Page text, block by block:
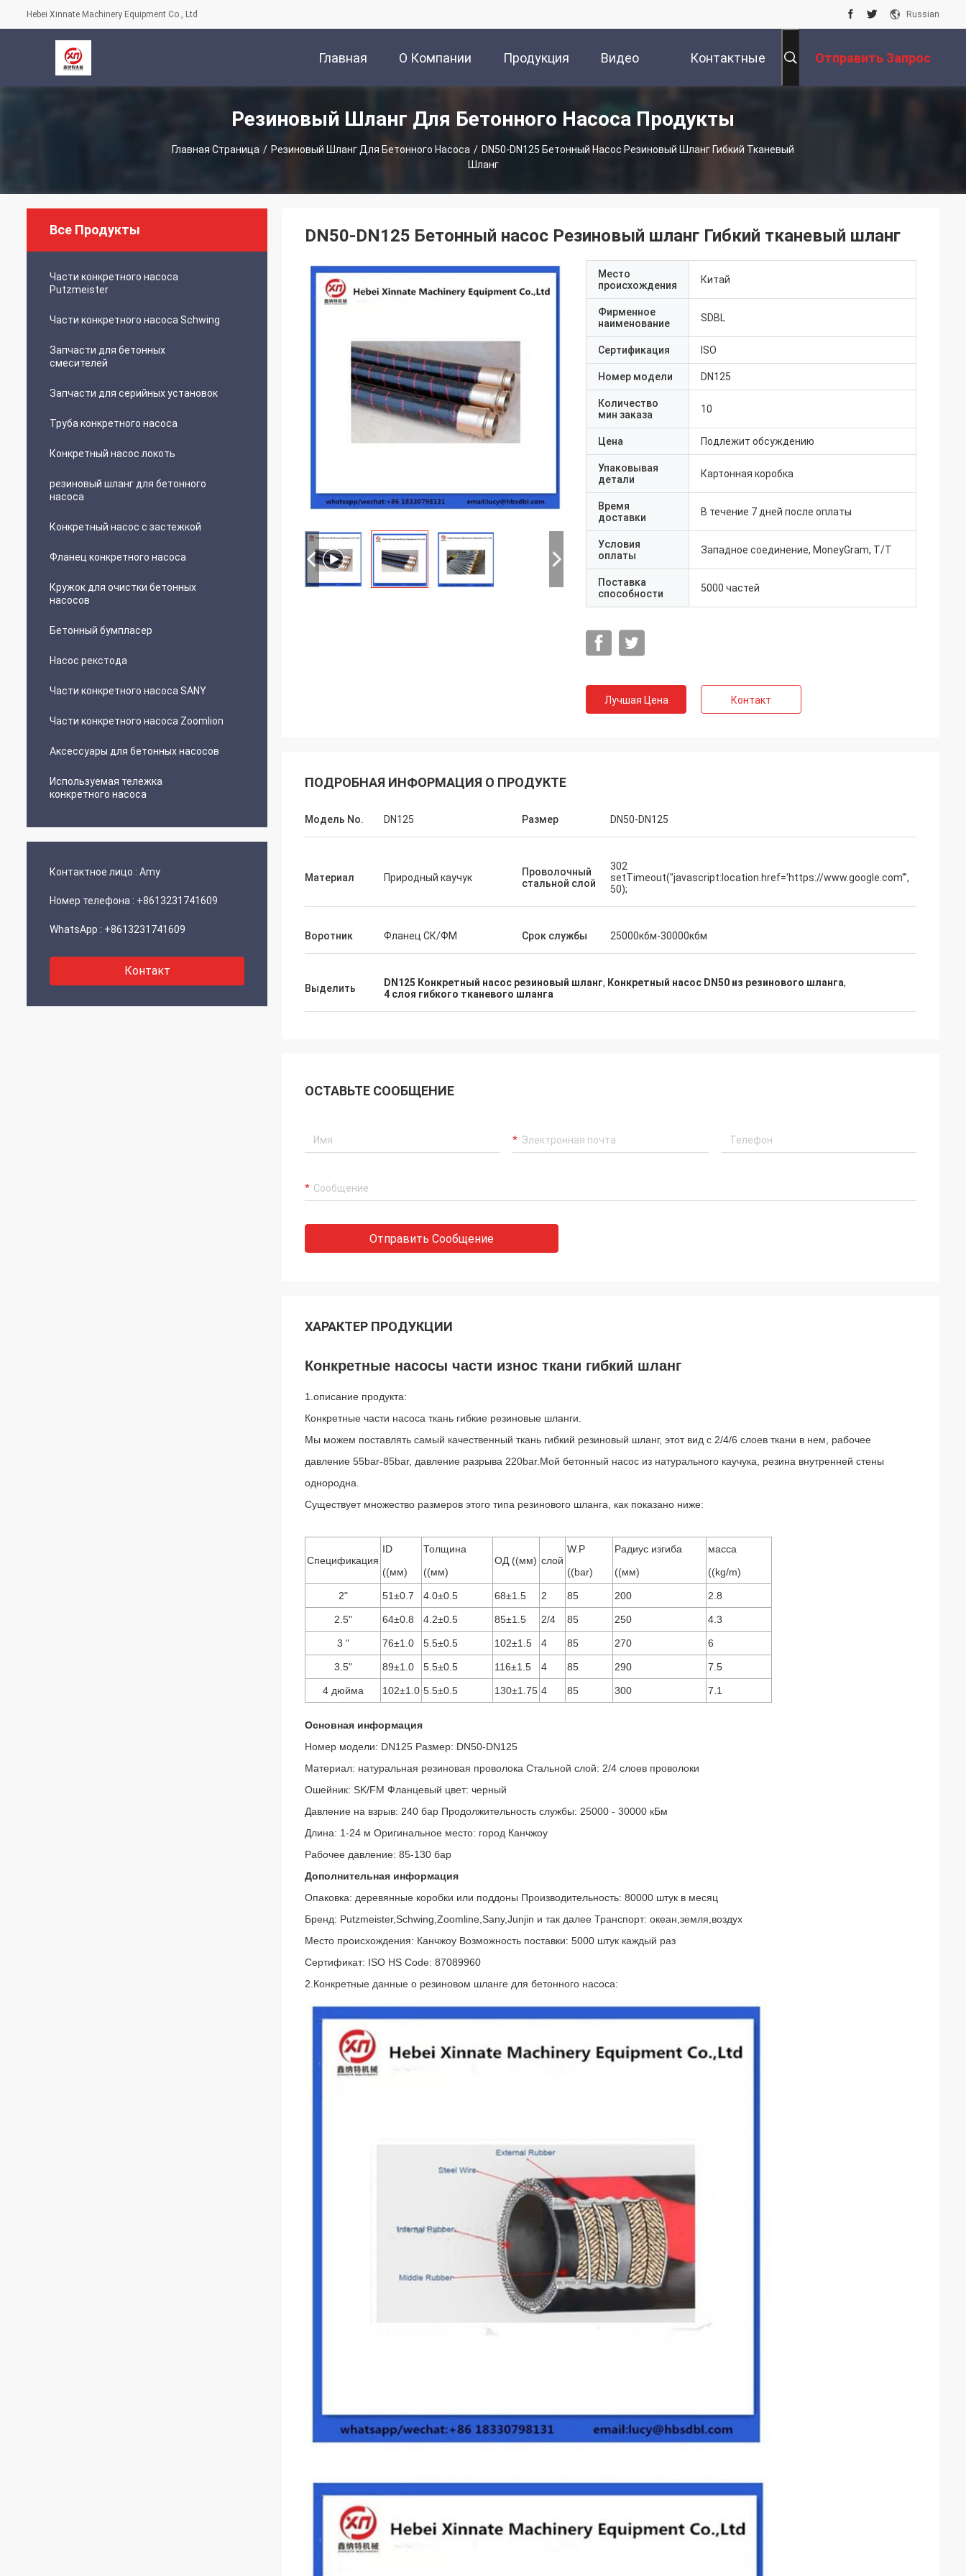
Hebei Xinnate Machinery Equipment Co., Ltd Russian
Главная
Страница
О Компании Продукция Видео Контактные
Данные
Отправить Запрос
Резиновый Шланг Для Бетонного Насоса Продукты
Главная Страница / Резиновый Шланг Для Бетонного Насоса / DN50-DN125 Бетонный Насос Резиновый Шланг Гибкий Тканевый
Шланг
Все Продукты
Части конкретного насоса
Putzmeister
Части конкретного насоса Schwing
Запчасти для бетонных
смесителей
Запчасти для серийных установок
Труба конкретного насоса
Конкретный насос локоть
резиновый шланг для бетонного
насоса
Конкретный насос с застежкой
Фланец конкретного насоса
Кружок для очистки бетонных
насосов
Бетонный бумпласер
Насос рекстода
Части конкретного насоса SANY
Части конкретного насоса Zoomlion
Аксессуары для бетонных насосов
Используемая тележка
конкретного насоса
Контактное лицо : Amy
Номер телефона : +8613231741609
WhatsApp : +8613231741609
Контакт
DN50-DN125 Бетонный насос Резиновый шланг Гибкий тканевый шланг
Место
происхождения
Китай
Фирменное
наименование
SDBL
Сертификация ISO
Номер модели DN125
Количество
мин заказа
10
Цена Подлежит обсуждению
Упаковывая
детали
Картонная коробка
Время
доставки
В течение 7 дней после оплаты
Условия
оплаты
Западное соединение, MoneyGram, T/T
Поставка
способности
5000 частей
Лучшая Цена Контакт
ПОДРОБНАЯ ИНФОРМАЦИЯ О ПРОДУКТЕ
Модель No. DN125 Размер DN50-DN125
Материал Природный каучук
Проволочный
стальной слой
302
setTimeout("javascript:location.href='https://www.google.com'",
50);
Воротник Фланец СК/ФМ Срок службы 25000кбм-30000кбм
Выделить DN125 Конкретный насос резиновый шланг, Конкретный насос DN50 из резинового шланга,
4 слоя гибкого тканевого шланга
ОСТАВЬТЕ СООБЩЕНИЕ
Отправить Сообщение
ХАРАКТЕР ПРОДУКЦИИ
Конкретные насосы части износ ткани гибкий шланг
1.описание продукта:
Конкретные части насоса ткань гибкие резиновые шланги.
Мы можем поставлять самый качественный ткань гибкий резиновый шланг, этот вид с 2/4/6 слоев ткани в нем, рабочее
давление 55bar-85bar, давление разрыва 220bar.Мой бетонный насос из натурального каучука, резина внутренней стены
однородна.
Существует множество размеров этого типа резинового шланга, как показано ниже:
Спецификация
ID
((мм)
Толщина
((мм)
ОД ((мм) слой
W.P
((bar)
Радиус изгиба
((мм)
масса
((kg/m)
2" 51±0.7 4.0±0.5 68±1.5 2 85 200 2.8
2.5" 64±0.8 4.2±0.5 85±1.5 2/4 85 250 4.3
3 " 76±1.0 5.5±0.5 102±1.5 4 85 270 6
3.5" 89±1.0 5.5±0.5 116±1.5 4 85 290 7.5
4 дюйма 102±1.0 5.5±0.5 130±1.75 4 85 300 7.1
Основная информация
Номер модели: DN125 Размер: DN50-DN125
Материал: натуральная резиновая проволока Стальной слой: 2/4 слоев проволоки
Ошейник: SK/FM Фланцевый цвет: черный
Давление на взрыв: 240 бар Продолжительность службы: 25000 - 30000 кБм
Длина: 1-24 м Оригинальное место: город Канчжоу
Рабочее давление: 85-130 бар
Дополнительная информация
Опаковка: деревянные коробки или поддоны Производительность: 80000 штук в месяц
Бренд: Putzmeister,Schwing,Zoomline,Sany,Junjin и так далее Транспорт: океан,земля,воздух
Место происхождения: Канчжоу Возможность поставки: 5000 штук каждый раз
Сертификат: ISO HS Code: 87089960
2. Конкретные данные о резиновом шланге для бетонного насоса: